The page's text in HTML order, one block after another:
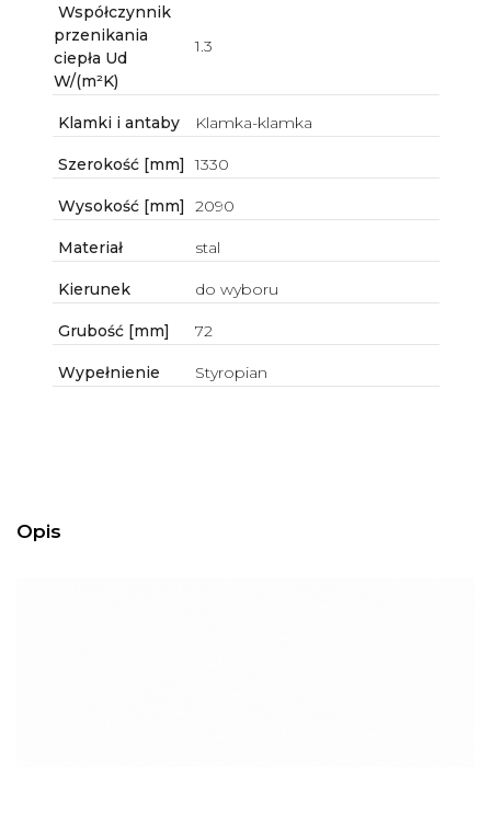
Współczynnik
przenikania
ciepła Ud
W/(m²K)
1.3
Klamki i antaby Klamka-klamka
Szerokość [mm] 1330
Wysokość [mm] 2090
Materiał stal
Kierunek do wyboru
Grubość [mm] 72
Wypełnienie Styropian
Opis